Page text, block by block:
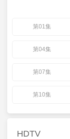
第01集
第04集
第07集
第10集
HDTV